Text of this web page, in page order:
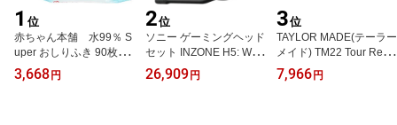
1 位
赤ちゃん本舗 水99％ S
uper おしりふき 90枚×8
個パック
3,668 円
2位
ソニー ゲーミングヘッド
セット INZONE H5: WH-
G500: モンスターハンタ
ーワイルズ推奨音質 / Fn
26,909 円
3位
TAYLOR MADE(テーラー
メイド) TM22 Tour Resp
onse JPN dz ツアーレス
ポンス ゴルフボール 202
7,966 円